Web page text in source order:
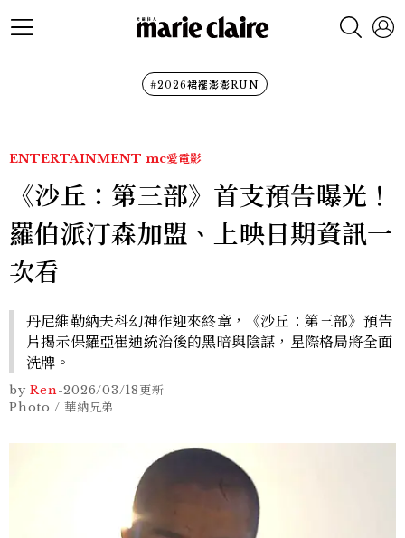
#2026裙襬澎澎RUN
ENTERTAINMENT mc愛電影
《沙丘：第三部》首支預告曝光！
羅伯派汀森加盟、上映日期資訊一
次看
丹尼維勒納夫科幻神作迎來終章，《沙丘：第三部》預告
片揭示保羅亞崔迪統治後的黑暗與陰謀，星際格局將全面
洗牌。
by Ren-2026/03/18更新
Photo / 華納兄弟